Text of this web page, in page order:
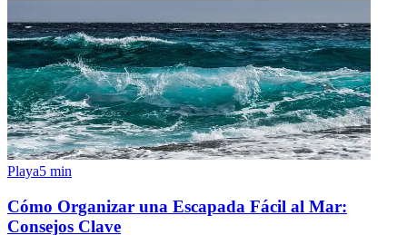
Playa5 min
Cómo Organizar una Escapada Fácil al Mar:
Consejos Clave